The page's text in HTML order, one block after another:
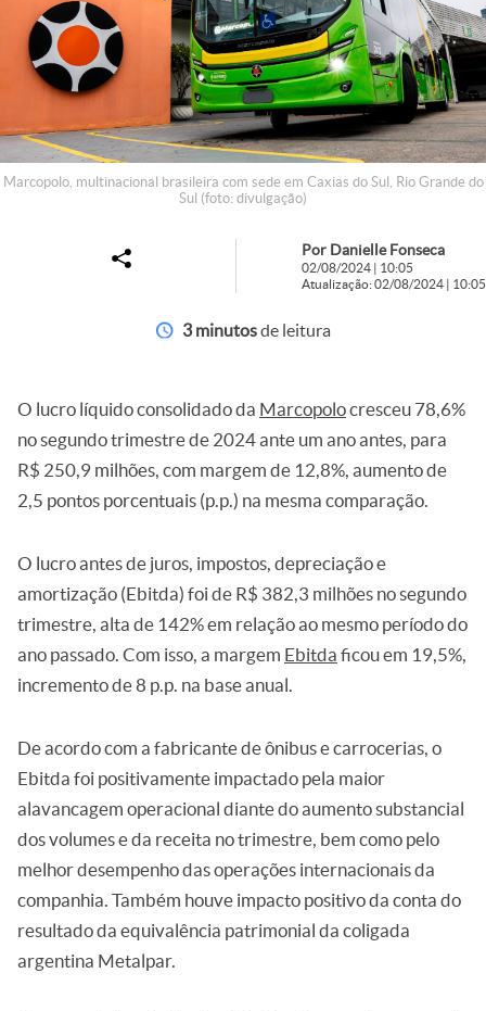
Marcopolo, multinacional brasileira com sede em Caxias do Sul, Rio Grande do
Sul (foto: divulgação)
Por Danielle Fonseca
02/08/2024 | 10:05
Atualização: 02/08/2024 | 10:05
3 minutosde leitura
O lucro líquido consolidado da Marcopolocresceu 78,6%
no segundo trimestre de 2024 ante um ano antes, para
R$ 250,9 milhões, com margem de 12,8%, aumento de
2,5 pontos porcentuais (p.p.) na mesma comparação.
O lucro antes de juros, impostos, depreciação e
amortização (Ebitda) foi de R$ 382,3 milhões no segundo
trimestre, alta de 142% em relação ao mesmo período do
ano passado. Com isso, a margem Ebitda ficou em 19,5%,
incremento de 8 p.p. na base anual.
De acordo com a fabricante de ônibus e carrocerias, o
Ebitda foi positivamente impactado pela maior
alavancagem operacional diante do aumento substancial
dos volumes e da receita no trimestre, bem como pelo
melhor desempenho das operações internacionais da
companhia. Também houve impacto positivo da conta do
resultado da equivalência patrimonial da coligada
argentina Metalpar.